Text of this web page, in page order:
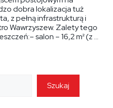
dobra lokalizacja tuż
z pełną infrastrukturą i
Wawrzyszew. Zalety tego
salon – 16,2 m² (z …
Szukaj